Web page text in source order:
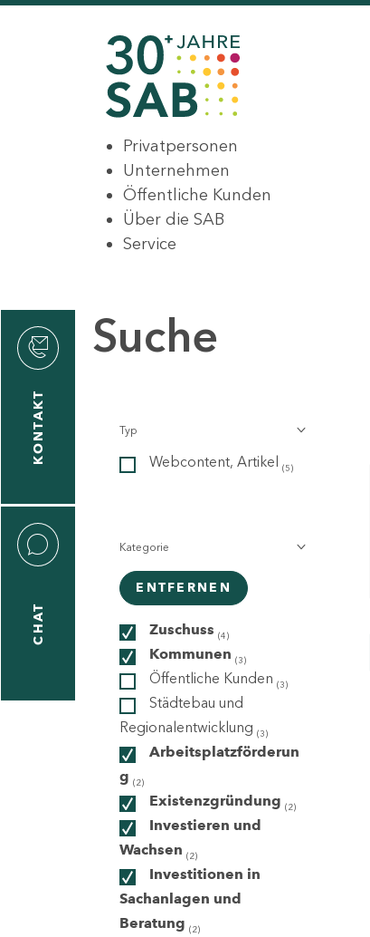
Privatpersonen
Unternehmen
Öffentliche Kunden
Über die SAB
Service
KONTAKT
CHAT
Suche
Typ
Webcontent, Artikel (5)
Kategorie
ENTFERNEN
Zuschuss (4)
Kommunen (3)
Öffentliche Kunden (3)
Städtebau und
Regionalentwicklung (3)
Arbeitsplatzförderun
g (2)
Existenzgründung (2)
Investieren und
Wachsen (2)
Investitionen in
Sachanlagen und
Beratung (2)